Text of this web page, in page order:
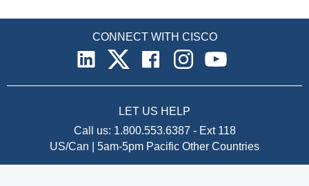
CONNECT WITH CISCO
LET US HELP
Call us: 1.800.553.6387 - Ext 118
US/Can | 5am-5pm Pacific Other Countries